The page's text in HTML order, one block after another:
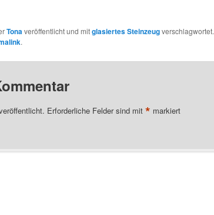
Tonaveröffentlicht und mitglasiertes Steinzeugverschlagwortet.
.
Erforderliche Felder sind mit * markiert